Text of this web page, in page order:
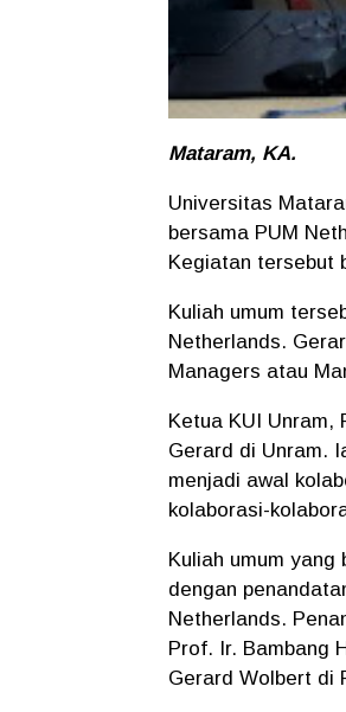
Mataram, KA.
Universitas
bersama PUM
Kegiatan tersebut
Kuliah umum
Netherlands.
Managers atau
Ketua KUI Unram,
Gerard di Unram.
menjadi awal
kolaborasi-
Kuliah umum
dengan
Netherlands.
Prof. Ir. Bambang
Gerard Wolbert di